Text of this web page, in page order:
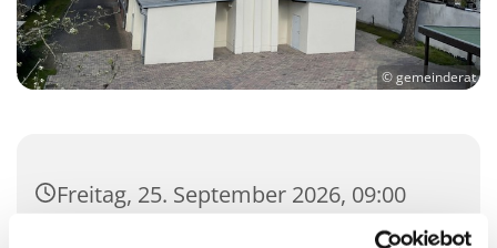
© gemeinderat
Freitag, 25. September 2026, 09:00